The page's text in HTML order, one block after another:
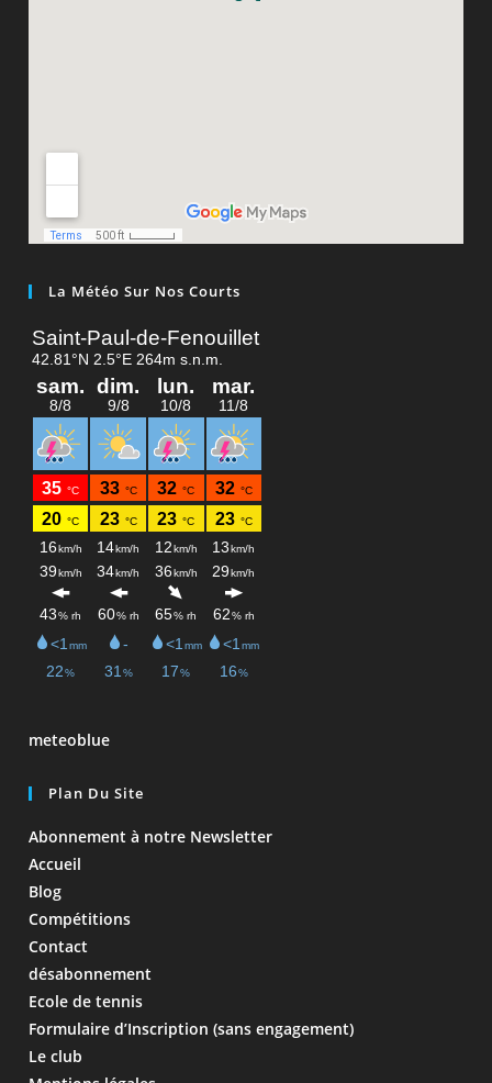
La Météo Sur Nos Courts
meteoblue
Plan Du Site
Abonnement à notre Newsletter
Accueil
Blog
Compétitions
Contact
désabonnement
Ecole de tennis
Formulaire d’Inscription (sans engagement)
Le club